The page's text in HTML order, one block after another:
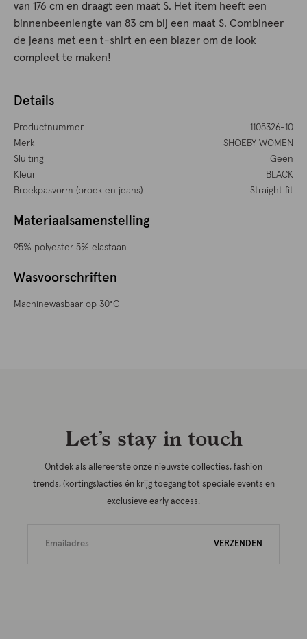
van 176 cm en draagt een maat S. Het item heeft een
binnenbeenlengte van 83 cm bij een maat S. Combineer
de jeans met een t-shirt en een blazer om de look
compleet te maken!
Details
Productnummer
1105326-10
Merk
SHOEBY WOMEN
Sluiting
Geen
Kleur
BLACK
Broekpasvorm (broek en jeans)
Straight fit
Materiaalsamenstelling
95% polyester 5% elastaan
Wasvoorschriften
Machinewasbaar op 30°C
Let’s stay in touch
Ontdek als allereerste onze nieuwste collecties, fashion
trends, (kortings)acties én krijg toegang tot speciale events en
exclusieve early access.
VERZENDEN